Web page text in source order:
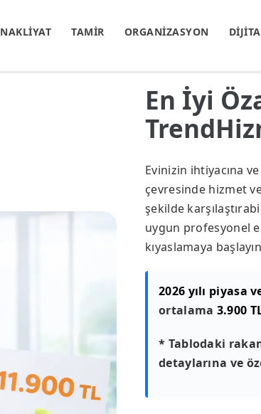
NAKLİYAT TAMİR ORGANİZASYON
En İyi
Evinizin ihtiyacına
çevresinde hizmet
şekilde
uygun profesyonel
kıyaslamaya
2026 yılı piyasa
ortalama 3.900
* Tablodaki
detaylarına ve